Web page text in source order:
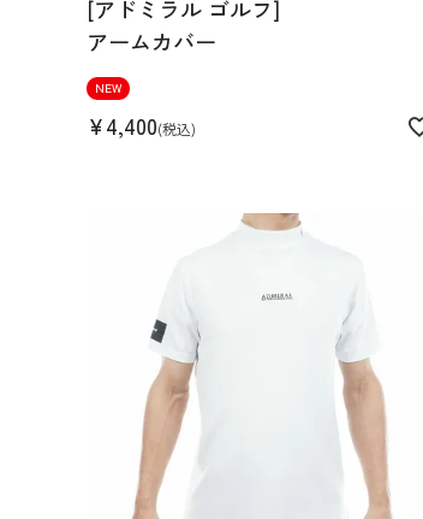
[アドミラル ゴルフ]
アームカバー
NEW
¥4,400 税込